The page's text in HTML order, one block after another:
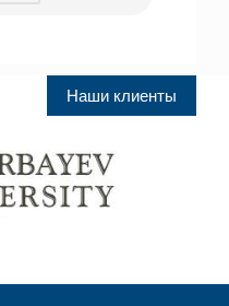
Наши клиенты